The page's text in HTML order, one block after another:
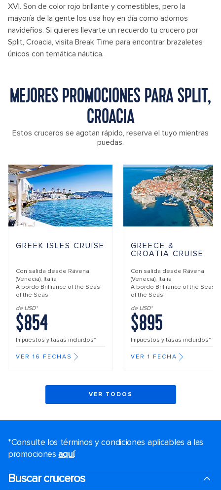
XVI. Son de color rojo brillante y comestibles, pero la
mayoría de la gente los usa hoy en día como adornos
navideños. Si quieres llevarte un recuerdo tu crucero por
Split, Croacia, visita Break Time para encontrar brazaletes
únicos con temática náutica.
MEJORES PROMOCIONES PARA SPLIT,
CROACIA
Estos cruceros se agotan rápido, reserva el tuyo mientras
puedas.
GREEK ISLES CRUISE
Con salida desde Rávena
(Venecia), Italia
A bordo Brilliance of the Seas
of the Seas
de USD*
$854
Impuestos y tasas incluidos*
VER 16 FECHAS
GREECE &
CROATIA CRUISE
Con salida desde Rávena
(Venecia), Italia
A bordo Brilliance of the Seas
of the Seas
de USD*
$895
Impuestos y tasas incluidos*
VER 1 FECHA
VER TODOS
*Consulte los términos y condiciones aplicables a las
promocionesaquí.
Buscar cruceros